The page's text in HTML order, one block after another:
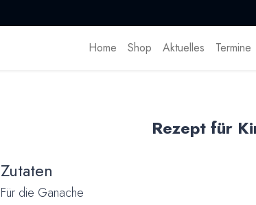
Home Shop Aktuelles Termine
Rezept für
Zutaten
Für die Ganache